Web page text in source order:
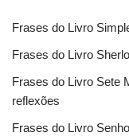
Frases do Livro
Frases do Livro
Frases do Livro Sete
reflexões
Frases do Livro